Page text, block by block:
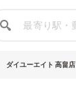
ダイユーエイト 高畠店